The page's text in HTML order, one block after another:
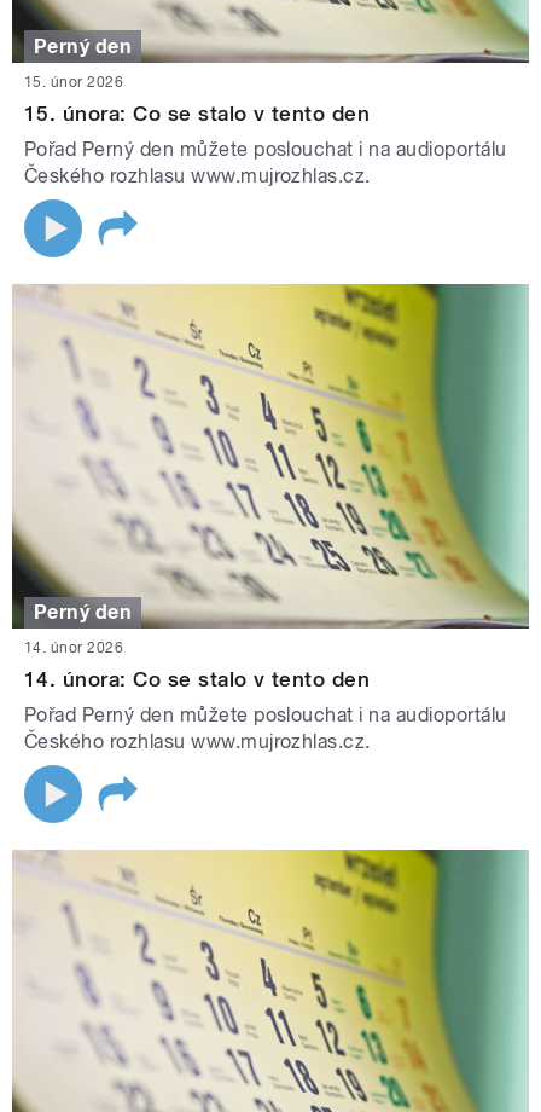
Perný den
15. únor 2026
15. února: Co se stalo v tento den
Pořad Perný den můžete poslouchat i na audioportálu
Českého rozhlasu www.mujrozhlas.cz.
Perný den
14. únor 2026
14. února: Co se stalo v tento den
Pořad Perný den můžete poslouchat i na audioportálu
Českého rozhlasu www.mujrozhlas.cz.